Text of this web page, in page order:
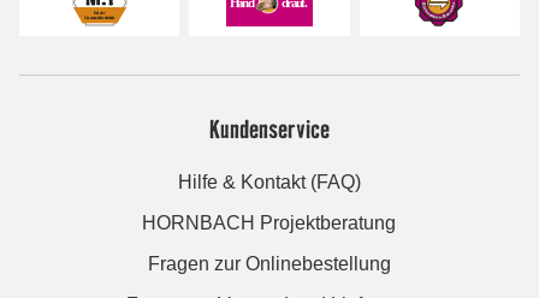
Kundenservice
Hilfe & Kontakt (FAQ)
HORNBACH Projektberatung
Fragen zur Onlinebestellung